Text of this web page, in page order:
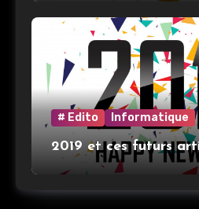
# Edito Informatique
2019 et ces futurs